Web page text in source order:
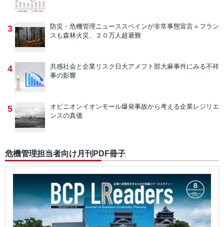
3 防災・危機管理ニューススペインが非常事態宣言＝フラン
スも森林火災、２０万人超避難
4 共感社会と企業リスク 日大アメフト部大麻事件にみる不祥
事の影響
5 オピニオンイオンモール爆発事故から考える企業レジリエ
ンスの真価
危機管理担当者向け月刊PDF冊子